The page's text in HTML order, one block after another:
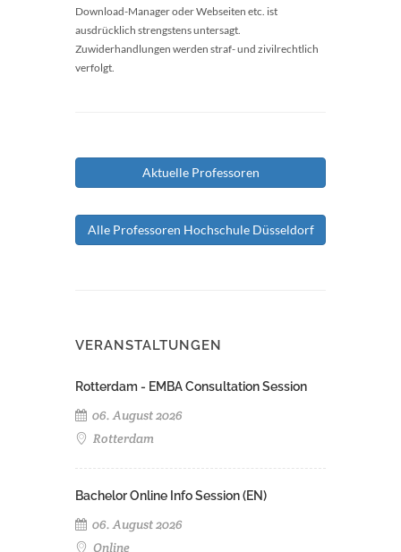
Download-Manager oder Webseiten etc. ist
ausdrücklich strengstens untersagt.
Zuwiderhandlungen werden straf- und zivilrechtlich
verfolgt.
Aktuelle Professoren
Alle Professoren Hochschule Düsseldorf
VERANSTALTUNGEN
Rotterdam - EMBA Consultation Session
06. August 2026
Rotterdam
Bachelor Online Info Session (EN)
06. August 2026
Online